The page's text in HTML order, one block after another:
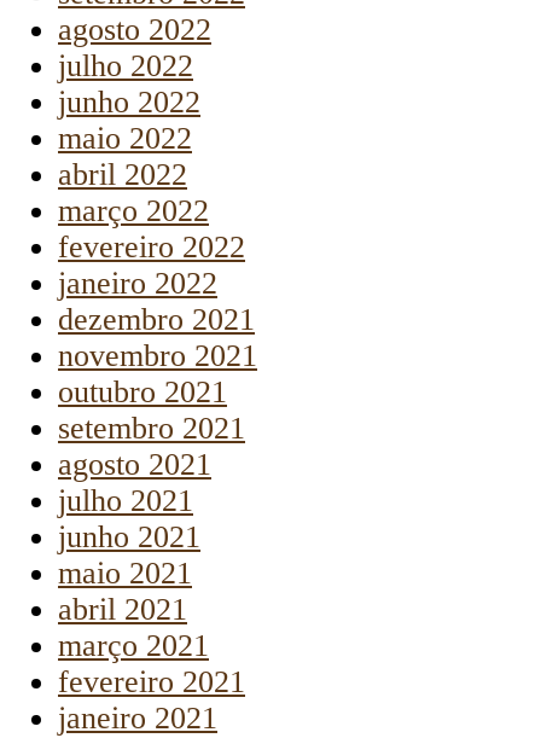
agosto 2022
julho 2022
junho 2022
maio 2022
abril 2022
março 2022
fevereiro 2022
janeiro 2022
dezembro 2021
novembro 2021
outubro 2021
setembro 2021
agosto 2021
julho 2021
junho 2021
maio 2021
abril 2021
março 2021
fevereiro 2021
janeiro 2021